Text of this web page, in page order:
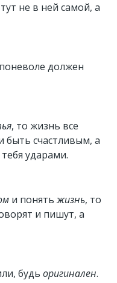
не в ней самой, а
должен
, то жизнь все
быть счастливым, а
ударами.
и понятьжизнь, то
и пишут, а
будь оригинален.